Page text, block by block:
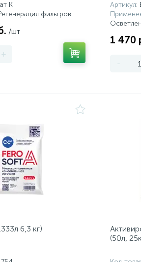
К
фильтров
/шт
+
Артикул:
1 470
-
6,3 кг)
(50л,